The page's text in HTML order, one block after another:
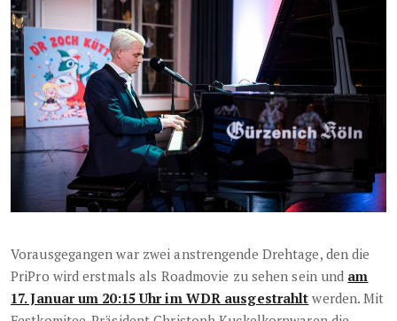
Vorausgegangen war zwei anstrengende Drehtage, den die
PriPro wird erstmals als Roadmovie zu sehen sein und am
17. Januar um 20:15 Uhr im WDR ausgestrahlt werden. Mit